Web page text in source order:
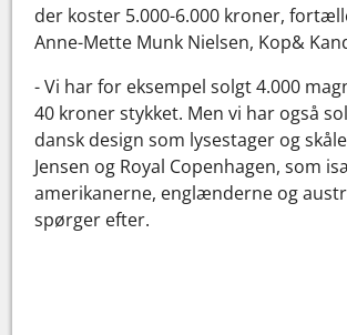
der koster 5.000-6.000 kroner,
Anne-Mette Munk Nielsen, Kop&
- Vi har for eksempel solgt 4.000
40 kroner stykket. Men vi har også
dansk design som lysestager og
Jensen og Royal Copenhagen, som
amerikanerne, englænderne og
spørger efter.